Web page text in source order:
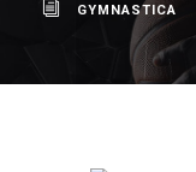
GYMNASTICA